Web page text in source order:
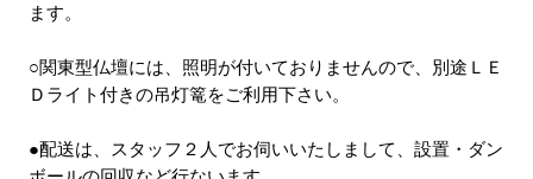
ます。
○関東型仏壇には、照明が付いておりませんので、別途ＬＥ
Ｄライト付きの吊灯篭をご利用下さい。
●配送は、スタッフ２人でお伺いいたしまして、設置・ダン